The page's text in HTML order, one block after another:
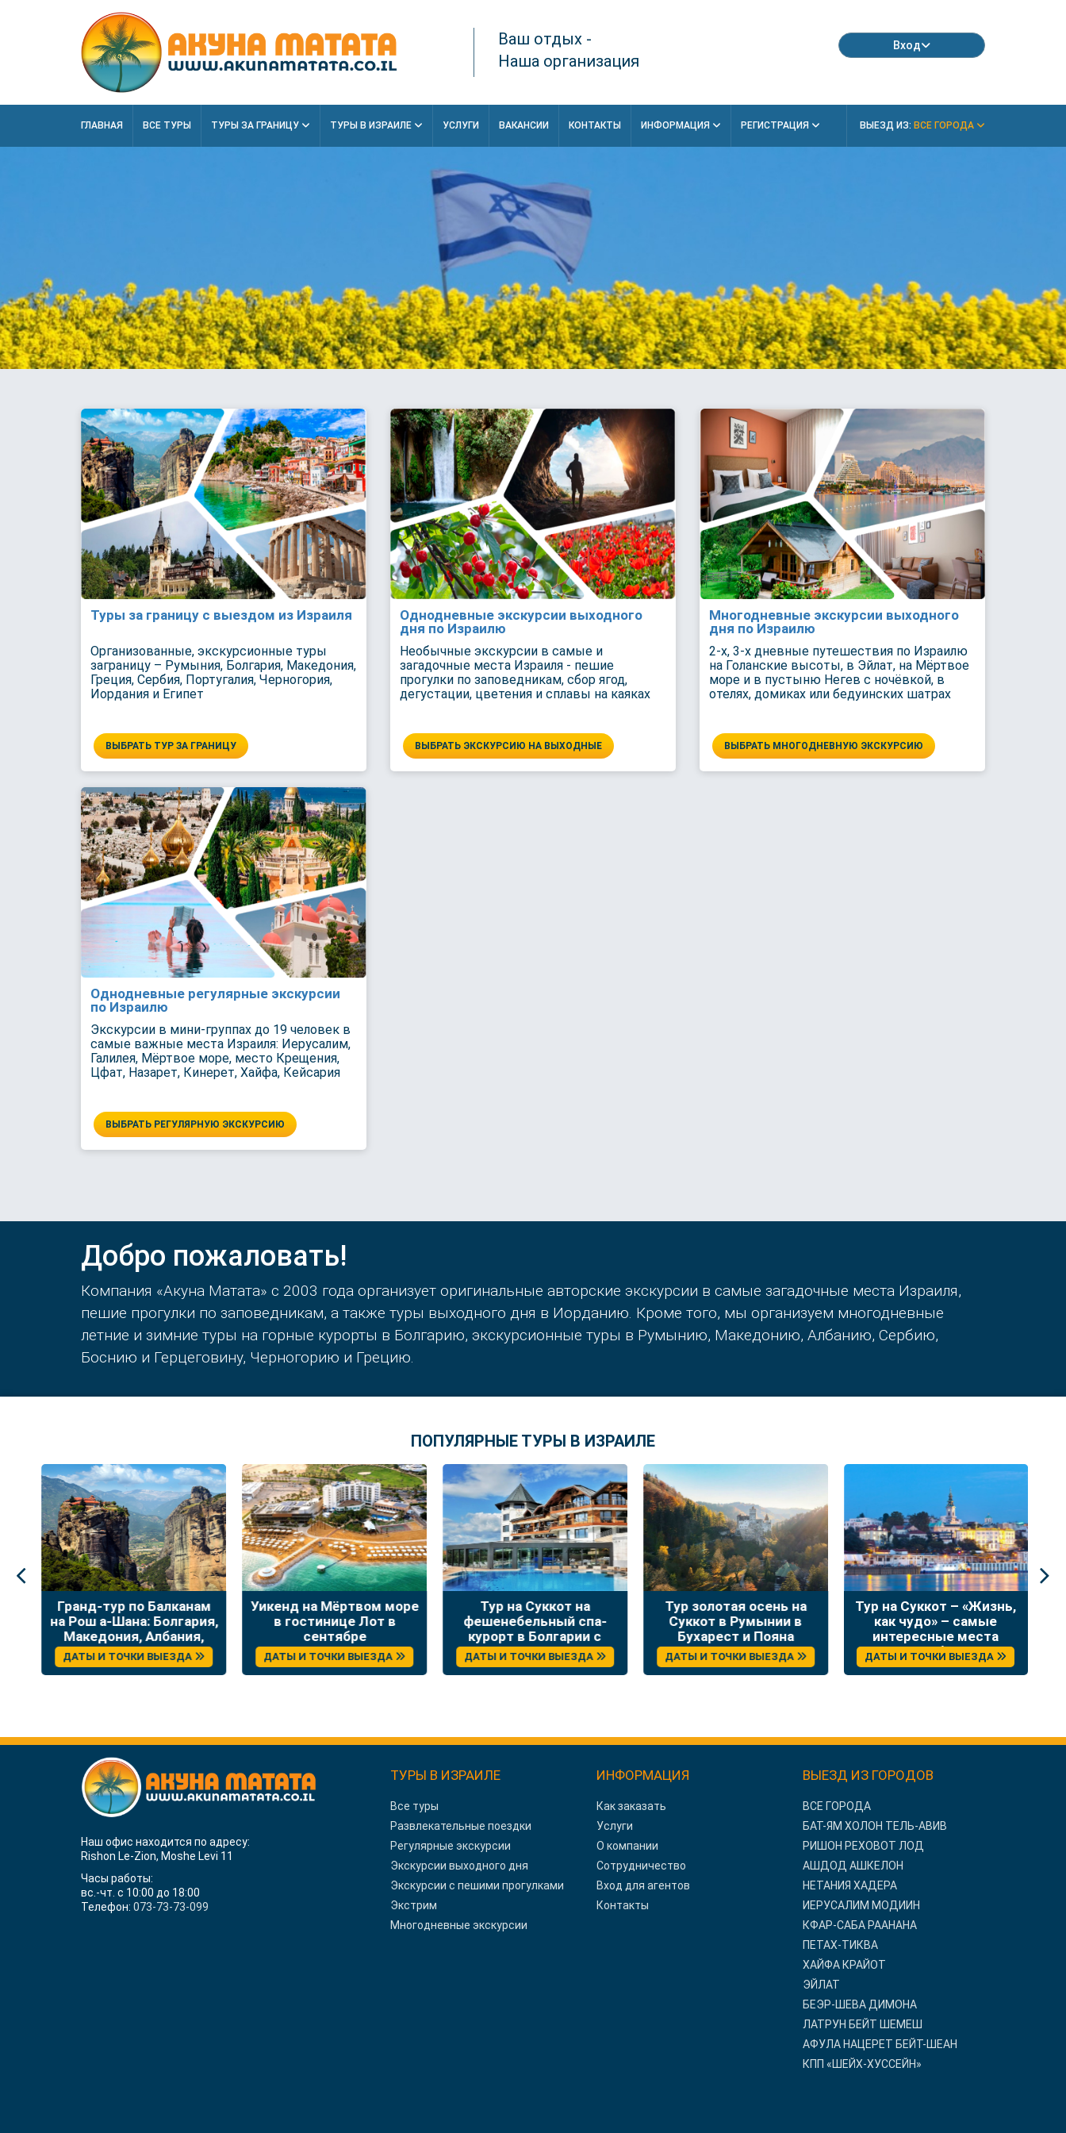
Ваш отдых -
Наша организация
Вход
ГЛАВНАЯ ВСЕ ТУРЫ ТУРЫ ЗА ГРАНИЦУ ТУРЫ В ИЗРАИЛЕ УСЛУГИ ВАКАНСИИ КОНТАКТЫ ИНФОРМАЦИЯ РЕГИСТРАЦИЯ ВЫЕЗД ИЗ: ВСЕ ГОРОДА
Туры за границу с выездом из Израиля
Организованные, экскурсионные туры
заграницу – Румыния, Болгария, Македония,
Греция, Сербия, Португалия, Черногория,
Иордания и Египет
ВЫБРАТЬ ТУР ЗА ГРАНИЦУ
Однодневные экскурсии выходного
дня по Израилю
Необычные экскурсии в самые и
загадочные места Израиля - пешие
прогулки по заповедникам, сбор ягод,
дегустации, цветения и сплавы на каяках
ВЫБРАТЬ ЭКСКУРСИЮ НА ВЫХОДНЫЕ
Многодневные экскурсии выходного
дня по Израилю
2-х, 3-х дневные путешествия по Израилю
на Голанские высоты, в Эйлат, на Мёртвое
море и в пустыню Негев с ночёвкой, в
отелях, домиках или бедуинских шатрах
ВЫБРАТЬ МНОГОДНЕВНУЮ ЭКСКУРСИЮ
Однодневные регулярные экскурсии
по Израилю
Экскурсии в мини-группах до 19 человек в
самые важные места Израиля: Иерусалим,
Галилея, Мёртвое море, место Крещения,
Цфат, Назарет, Кинерет, Хайфа, Кейсария
ВЫБРАТЬ РЕГУЛЯРНУЮ ЭКСКУРСИЮ
Добро пожаловать!
Компания «Акуна Матата» с 2003 года организует оригинальные авторские экскурсии в самые загадочные места Израиля,
пешие прогулки по заповедникам, а также туры выходного дня в Иорданию. Кроме того, мы организуем многодневные
летние и зимние туры на горные курорты в Болгарию, экскурсионные туры в Румынию, Македонию, Албанию, Сербию,
Боснию и Герцеговину, Черногорию и Грецию.
ПОПУЛЯРНЫЕ ТУРЫ В ИЗРАИЛЕ
Гранд-тур по Балканам
на Рош а-Шана: Болгария,
Македония, Албания,
Греция
ДАТЫ И ТОЧКИ ВЫЕЗДА
Уикенд на Мёртвом море
в гостинице Лот в
сентябре
ДАТЫ И ТОЧКИ ВЫЕЗДА
Тур на Суккот на
фешенебельный спа-
курорт в Болгарии с
отдыхом и экскурсиями
ДАТЫ И ТОЧКИ ВЫЕЗДА
Тур золотая осень на
Суккот в Румынии в
Бухарест и Пояна
Брашов
ДАТЫ И ТОЧКИ ВЫЕЗДА
Тур на Суккот – «Жизнь,
как чудо» – самые
интересные места
Сербии
ДАТЫ И ТОЧКИ ВЫЕЗДА
Наш офис находится по адресу:
Rishon Le-Zion, Moshe Levi 11
Часы работы:
вс.-чт. с 10:00 до 18:00
Телефон: 073-73-73-099
ТУРЫ В ИЗРАИЛЕ
Все туры
Развлекательные поездки
Регулярные экскурсии
Экскурсии выходного дня
Экскурсии с пешими прогулками
Экстрим
Многодневные экскурсии
ИНФОРМАЦИЯ
Как заказать
Услуги
О компании
Сотрудничество
Вход для агентов
Контакты
ВЫЕЗД ИЗ ГОРОДОВ
ВСЕ ГОРОДА
БАТ-ЯМ ХОЛОН ТЕЛЬ-АВИВ
РИШОН РЕХОВОТ ЛОД
АШДОД АШКЕЛОН
НЕТАНИЯ ХАДЕРА
ИЕРУСАЛИМ МОДИИН
КФАР-САБА РААНАНА
ПЕТАХ-ТИКВА
ХАЙФА КРАЙОТ
ЭЙЛАТ
БЕЭР-ШЕВА ДИМОНА
ЛАТРУН БЕЙТ ШЕМЕШ
АФУЛА НАЦЕРЕТ БЕЙТ-ШЕАН
КПП «ШЕЙХ-ХУССЕЙН»